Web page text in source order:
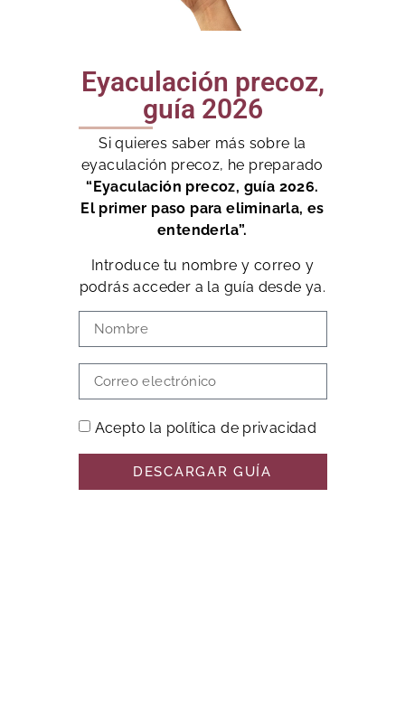
Eyaculación precoz,
guía 2026
Si quieres saber más sobre la
eyaculación precoz, he preparado
“Eyaculación precoz, guía 2026.
El primer paso para eliminarla, es
entenderla”.
Introduce tu nombre y correo y
podrás acceder a la guía desde ya.
Acepto la política de privacidad
DESCARGAR GUÍA